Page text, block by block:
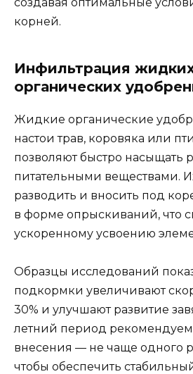
корней.
Инфильтрация
органических
Жидкие органические
настои трав, коровяка или
позволяют быстро насыщать
питательными веществами.
разводить и вносить под
в форме опрыскиваний, что
ускоренному усвоению
Образцы исследований
подкормки увеличивают
30% и улучшают развитие
летний период
внесения — не чаще одного
чтобы обеспечить